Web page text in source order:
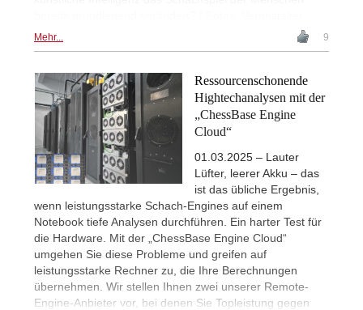
Mehr... 9
Ressourcenschonende
Hightechanalysen mit der
„ChessBase Engine
Cloud“
01.03.2025 – Lauter
Lüfter, leerer Akku – das
ist das übliche Ergebnis,
wenn leistungsstarke Schach-Engines auf einem
Notebook tiefe Analysen durchführen. Ein harter Test für
die Hardware. Mit der „ChessBase Engine Cloud“
umgehen Sie diese Probleme und greifen auf
leistungsstarke Rechner zu, die Ihre Berechnungen
übernehmen. Wir stellen Ihnen zwei unserer Remote-
Engine-Anbieter vor, bei denen Sie Topleistung gegen